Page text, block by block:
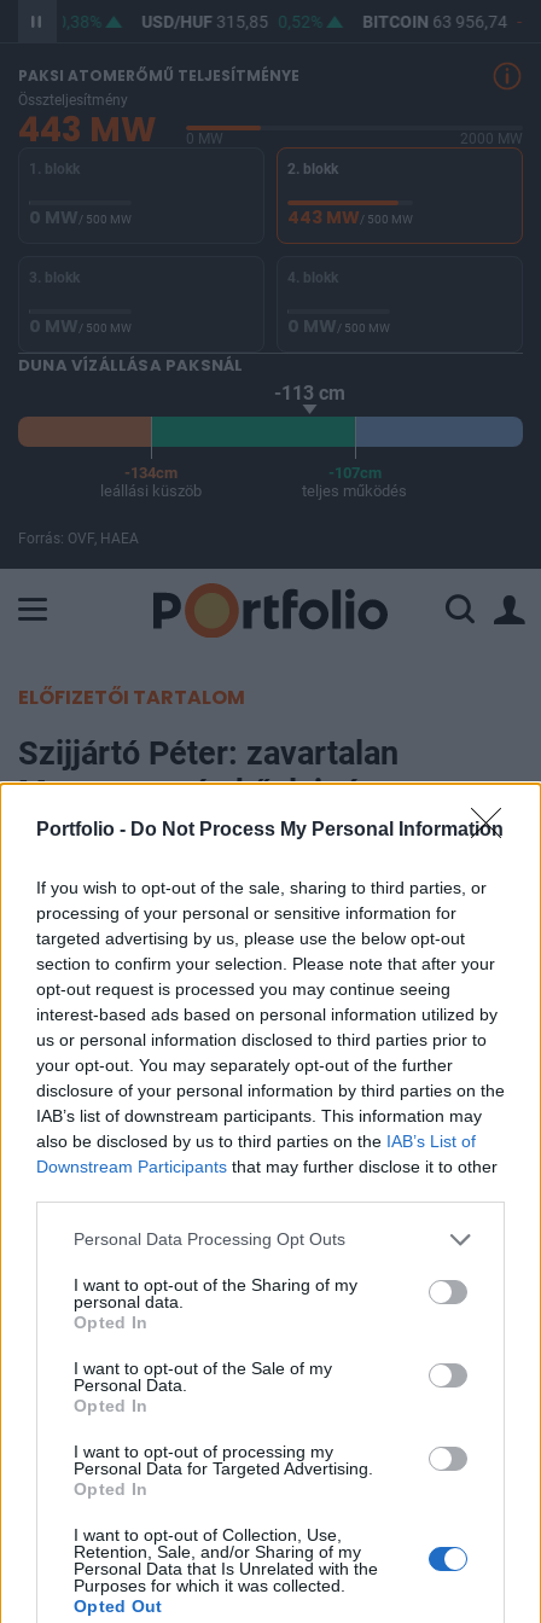
Portfolio - Do Not Process My Personal Information
If you wish to opt-out of the sale, sharing to third parties, or
processing of your personal or sensitive information for
targeted advertising by us, please use the below opt-out
section to confirm your selection. Please note that after your
opt-out request is processed you may continue seeing
interest-based ads based on personal information utilized by
us or personal information disclosed to third parties prior to
your opt-out. You may separately opt-out of the further
disclosure of your personal information by third parties on the
IAB’s list of downstream participants. This information may
also be disclosed by us to third parties on the IAB’s List of
Downstream Participants that may further disclose it to other
Personal Data Processing Opt Outs
I want to opt-out of the Sharing of my
personal data.
Opted In
I want to opt-out of the Sale of my
Personal Data.
Opted In
I want to opt-out of processing my
Personal Data for Targeted Advertising.
Opted In
I want to opt-out of Collection, Use,
Retention, Sale, and/or Sharing of my
Personal Data that Is Unrelated with the
Purposes for which it was collected.
Opted Out
0,38% USD/HUF315,85 0,52% BITCOIN63 956,74 -
PAKSI ATOMERŐMŰ TELJESÍTMÉNYE
Összteljesítmény
443 MW 0 MW
2000 MW
1. blokk
0 MW/ 500 MW
2. blokk
443 MW/ 500 MW
3. blokk
0 MW/ 500 MW
4. blokk
0 MW/ 500 MW
DUNA VÍZÁLLÁSA PAKSNÁL
-113 cm
-134cm
leállási küszöb
-107cm
teljes működés
Forrás: OVF, HAEA
ELŐFIZETŐI TARTALOM
Szijjártó Péter: zavartalan
Magyarország kőolaj- és
földgázellátása
Portfolio
2022. március 04. 14:10
A NATO ma délelőtti rendkívüli brüsszeli
értekezlete után élő Facebook-videóban
jelentkezett be Szijjártó Péter külgazdasági és
külügyminiszter és többek között azt
hangsúlyozta, hogy zavartalan Magyarország
kőolaj- és földgázellátása.
vezényelte, hogy a magyar haderő „meg tudja védeni a
keleti határt, ezért plusz erőre nincs szükség”. "Nem
született ma olyan döntés", amely nyomán közvetlen
NATO-Oroszország konfliktus jönne létre (az ukránok a
légtér NATO általi lezárását követelték...
KEDVES OLVASÓNK!
A keresett cikk a portfolio.hu hírarchívumához
regisztrációhoz kötött.
Az előfizetés a következőket tartalmazza: